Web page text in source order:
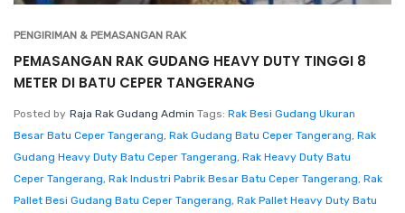
PENGIRIMAN & PEMASANGAN RAK
PEMASANGAN RAK GUDANG HEAVY DUTY TINGGI 8
METER DI BATU CEPER TANGERANG
Posted by Raja Rak Gudang Admin Tags: Rak Besi Gudang Ukuran
Besar Batu Ceper Tangerang, Rak Gudang Batu Ceper Tangerang, Rak
Gudang Heavy Duty Batu Ceper Tangerang, Rak Heavy Duty Batu
Ceper Tangerang, Rak Industri Pabrik Besar Batu Ceper Tangerang, Rak
Pallet Besi Gudang Batu Ceper Tangerang, Rak Pallet Heavy Duty Batu